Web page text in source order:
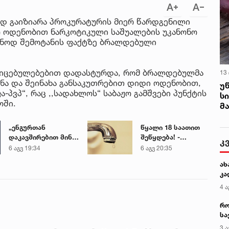
პროკურატურის მიერ წარდგენილი
ნარკოტიკული საშუალების უკანონო
შემოტანის ფაქტზე ბრალდებული
დადასტურდა, რომ ბრალდებულმა
და შეინახა განსაკუთრებით დიდი ოდენობით,
რაც ,,სადახლოს“ საბაჟო გამშვები პუნქტის
„ენგურთან
დაკავშირებით მინდა
ვთქვა...“ - გოგა
6 აგვ 19:34
წყალი 18 საათით
შეწყდება! -
გადაამოწმეთ
6 აგვ 20:35
13
4